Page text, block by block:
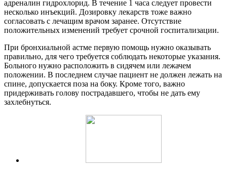
адреналин гидрохлорид. В течение 1 часа следует провести
несколько инъекций. Дозировку лекарств тоже важно
согласовать с лечащим врачом заранее. Отсутствие
положительных изменений требует срочной госпитализации.
При бронхиальной астме первую помощь нужно оказывать
правильно, для чего требуется соблюдать некоторые указания.
Больного нужно расположить в сидячем или лежачем
положении. В последнем случае пациент не должен лежать на
спине, допускается поза на боку. Кроме того, важно
придерживать голову пострадавшего, чтобы не дать ему
захлебнуться.